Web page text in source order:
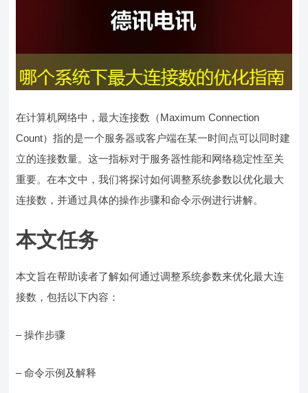
在计算机网络中，最大连接数（Maximum Connection
Count）指的是一个服务器或客户端在某一时间点可以同时建
立的连接数量。这一指标对于服务器性能和网络稳定性至关
重要。在本文中，我们将探讨如何调整系统参数以优化最大
连接数，并通过具体的操作步骤和命令示例进行讲解。
本文任务
本文旨在帮助读者了解如何通过调整系统参数来优化最大连
接数，包括以下内容：
– 操作步骤
– 命令示例及解释